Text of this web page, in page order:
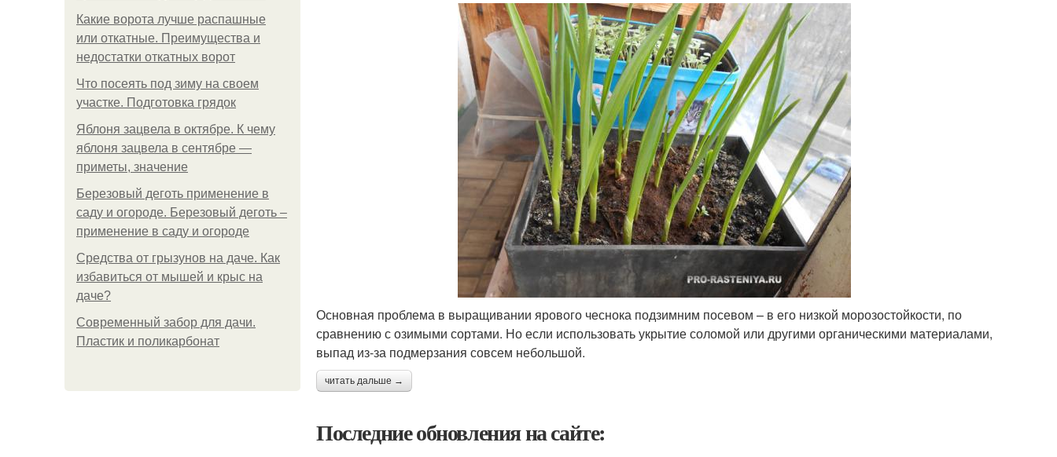
Какие ворота лучше распашные
или откатные. Преимущества и
недостатки откатных ворот
Что посеять под зиму на своем
участке. Подготовка грядок
Яблоня зацвела в октябре. К чему
яблоня зацвела в сентябре —
приметы, значение
Березовый деготь применение в
саду и огороде. Березовый деготь –
применение в саду и огороде
Средства от грызунов на даче. Как
избавиться от мышей и крыс на
даче?
Современный забор для дачи.
Пластик и поликарбонат
Основная проблема в выращивании ярового чеснока подзимним посевом – в его низкой морозостойкости, по
сравнению с озимыми сортами. Но если использовать укрытие соломой или другими органическими материалами,
выпад из-за подмерзания совсем небольшой.
читать дальше →
Последние обновления на сайте: